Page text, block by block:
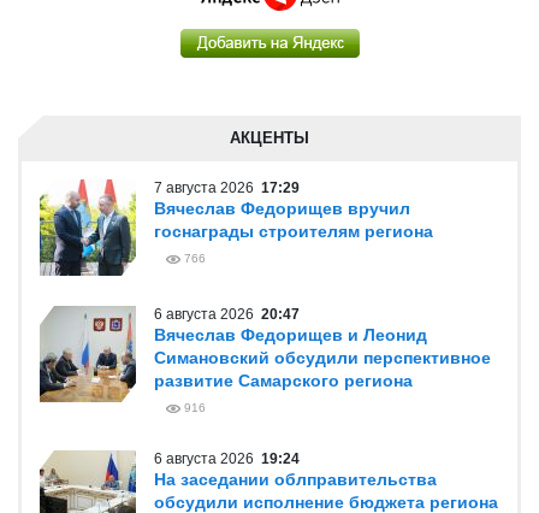
АКЦЕНТЫ
7 августа 2026 17:29
Вячеслав Федорищев вручил
госнаграды строителям региона
766
6 августа 2026 20:47
Вячеслав Федорищев и Леонид
Симановский обсудили перспективное
развитие Самарского региона
916
6 августа 2026 19:24
На заседании облправительства
обсудили исполнение бюджета региона